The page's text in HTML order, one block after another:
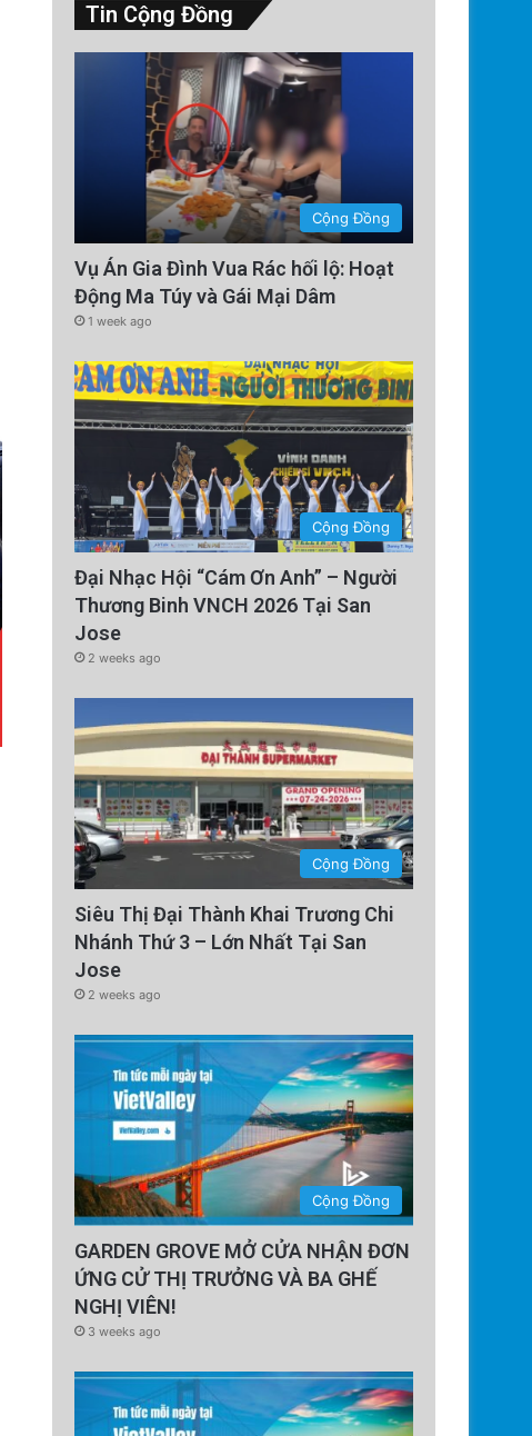
Tin Cộng Đồng
Cộng Đồng
Vụ Án Gia Đình Vua Rác hối lộ: Hoạt
Động Ma Túy và Gái Mại Dâm
1 week ago
Cộng Đồng
Đại Nhạc Hội “Cám Ơn Anh” – Người
Thương Binh VNCH 2026 Tại San
Jose
2 weeks ago
Cộng Đồng
Siêu Thị Đại Thành Khai Trương Chi
Nhánh Thứ 3 – Lớn Nhất Tại San
Jose
2 weeks ago
Cộng Đồng
GARDEN GROVE MỞ CỬA NHẬN ĐƠN
ỨNG CỬ THỊ TRƯỞNG VÀ BA GHẾ
NGHỊ VIÊN!
3 weeks ago